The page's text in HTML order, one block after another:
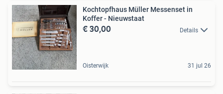
Kochtopfhaus Müller Messenset in
Koffer - Nieuwstaat
€ 30,00 Details
Oisterwijk 31 jul 26